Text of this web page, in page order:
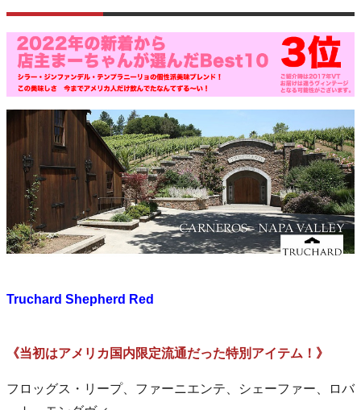
Truchard Shepherd Red
《当初はアメリカ国内限定流通だった特別アイテム！》
フロッグス・リープ、ファーニエンテ、シェーファー、ロバ